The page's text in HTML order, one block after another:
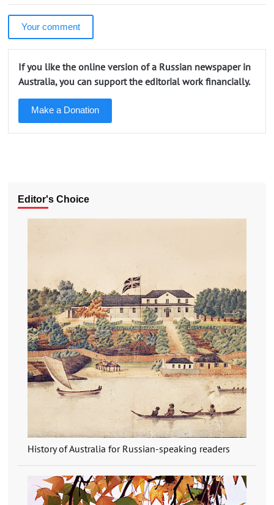
Your comment
If you like the online version of a Russian newspaper in
Australia, you can support the editorial work financially.
Make a Donation
Editor's Choice
History of Australia for Russian-speaking readers